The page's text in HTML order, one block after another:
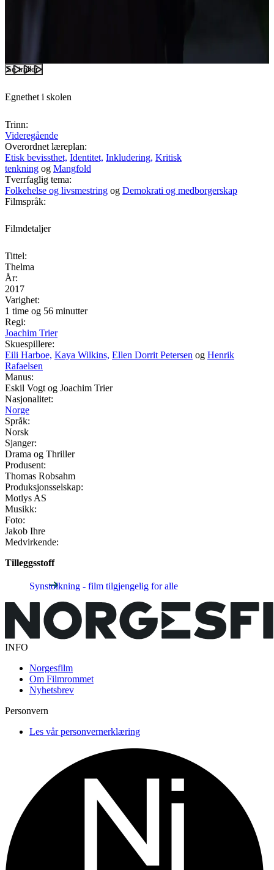
Se trailer
Egnethet i skolen
Trinn:
Videregående
Overordnet læreplan:
Etisk bevissthet, Identitet, Inkludering, Kritisk
tenkning og Mangfold
Tverrfaglig tema:
Folkehelse og livsmestring og Demokrati og medborgerskap
Filmspråk:
Filmdetaljer
Tittel:
Thelma
År:
2017
Varighet:
1 time og 56 minutter
Regi:
Joachim Trier
Skuespillere:
Eili Harboe, Kaya Wilkins, Ellen Dorrit Petersen og Henrik
Rafaelsen
Manus:
Eskil Vogt og Joachim Trier
Nasjonalitet:
Norge
Språk:
Norsk
Sjanger:
Drama og Thriller
Produsent:
Thomas Robsahm
Produksjonsselskap:
Motlys AS
Musikk:
Foto:
Jakob Ihre
Medvirkende:
Tilleggsstoff
Synstolkning - film tilgjengelig for alle
INFO
Norgesfilm
Om Filmrommet
Nyhetsbrev
Personvern
Les vår personvernerklæring